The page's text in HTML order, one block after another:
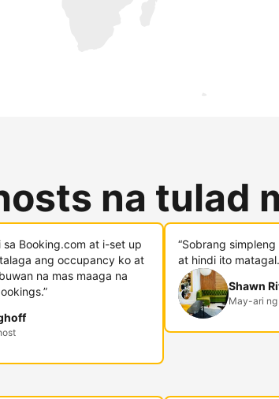
na tulad
sa Booking.com at i-set up
ang occupancy ko at
na mas maaga na
“Sobrang
at hindi ito
Shawn
May-ari ng